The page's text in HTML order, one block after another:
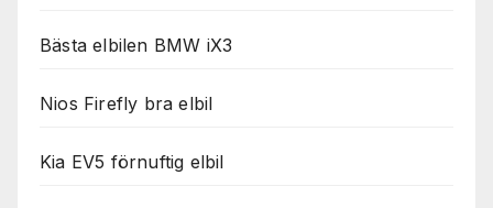
Bästa elbilen BMW iX3
Nios Firefly bra elbil
Kia EV5 förnuftig elbil